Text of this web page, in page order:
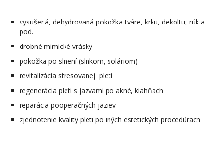
vysušená, dehydrovaná pokožka tváre, krku, dekoltu, rúk a
pod.
drobné mimické vrásky
pokožka po slnení (slnkom, soláriom)
revitalizácia stresovanej pleti
regenerácia pleti s jazvami po akné, kiahňach
reparácia pooperačných jaziev
zjednotenie kvality pleti po iných estetických procedúrach